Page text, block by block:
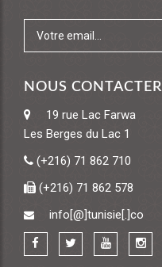
NOUS CONTACTER
19 rue Lac Farwa
Les Berges du Lac 1
(+216) 71 862 710
(+216) 71 862 578
info[@]tunisie[.]co